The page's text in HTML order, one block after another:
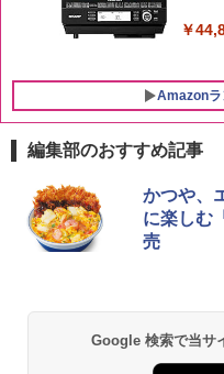
￥
Amazonラ
編集部のおすすめ記事
かつや、
に楽しむ
売
Google 検索で当サ